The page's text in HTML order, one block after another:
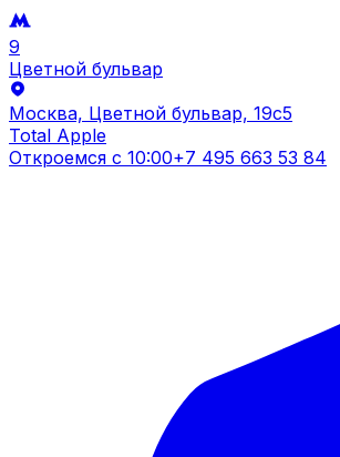
9
Цветной бульвар
Москва, Цветной бульвар, 19c5
Total Apple
Откроемся с 10:00+7 495 663 53 84